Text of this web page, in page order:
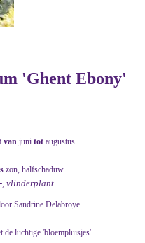
'Ghent Ebony'
van juni tot augustus
zon, halfschaduw
, vlinderplant
Sandrine Delabroye.
de luchtige 'bloempluisjes'.